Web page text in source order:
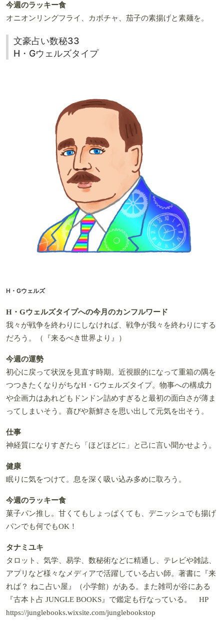
今週のラッキー食
オニオンリングフライ、カボチャ、茄子の素揚げと素麺を。
文豪占い数秘33
H・Gウェルズタイプ
H・Gウェルズ
H・Gウェルズタイプへの今月のカンフルワード
我々が戦争を終わりにしなければ、戦争が我々を終わりにする
だろう。（『来るべき世界より』）
今週の運勢
初心に戻って状況を見直す時期。近視眼的になって重箱の隅を
つつきたくなりがちなH・Gウェルズタイプ。物事への構成力
や企画力はあれどもドンドン詰めすぎると最初の面白さが薄ま
ってしまいそう。喜びや新鮮さを思い出して元気を出そう。
仕事
神経質になりすぎたら「ほどほどに」と己に言い聞かせよう。
健康
眠りに気をつけて。息を深く吸い込み多めに取ろう。
今週のラッキー食
菓子パン推し。甘くてもしょっぱくても、デニッシュでも揚げ
パンでも何でもOK！
タナミユキ
タロット、気学、易学、数秘術などに精通し、テレビや雑誌、
アプリなど様々なメディアで活躍している占い師。著書に『来
れば？ ねこ占い屋』（小学館）がある。また雑司が谷にある
『古本ト占 JUNGLE BOOKS』で鑑定も行なっている。 HP
https://junglebooks.wixsite.com/junglebookstop